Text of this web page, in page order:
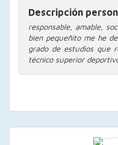
Descripción
responsable, amable,
bien pequeñito me he
grado de estudios que
técnico superior